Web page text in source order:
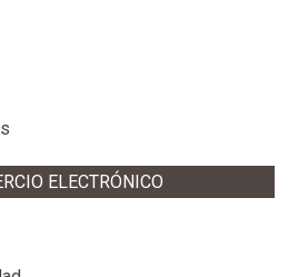
ELECTRÓNICO